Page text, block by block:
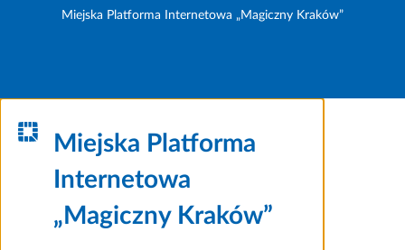
Miejska Platforma Internetowa „Magiczny Kraków”
Miejska Platforma
Internetowa
„Magiczny Kraków”